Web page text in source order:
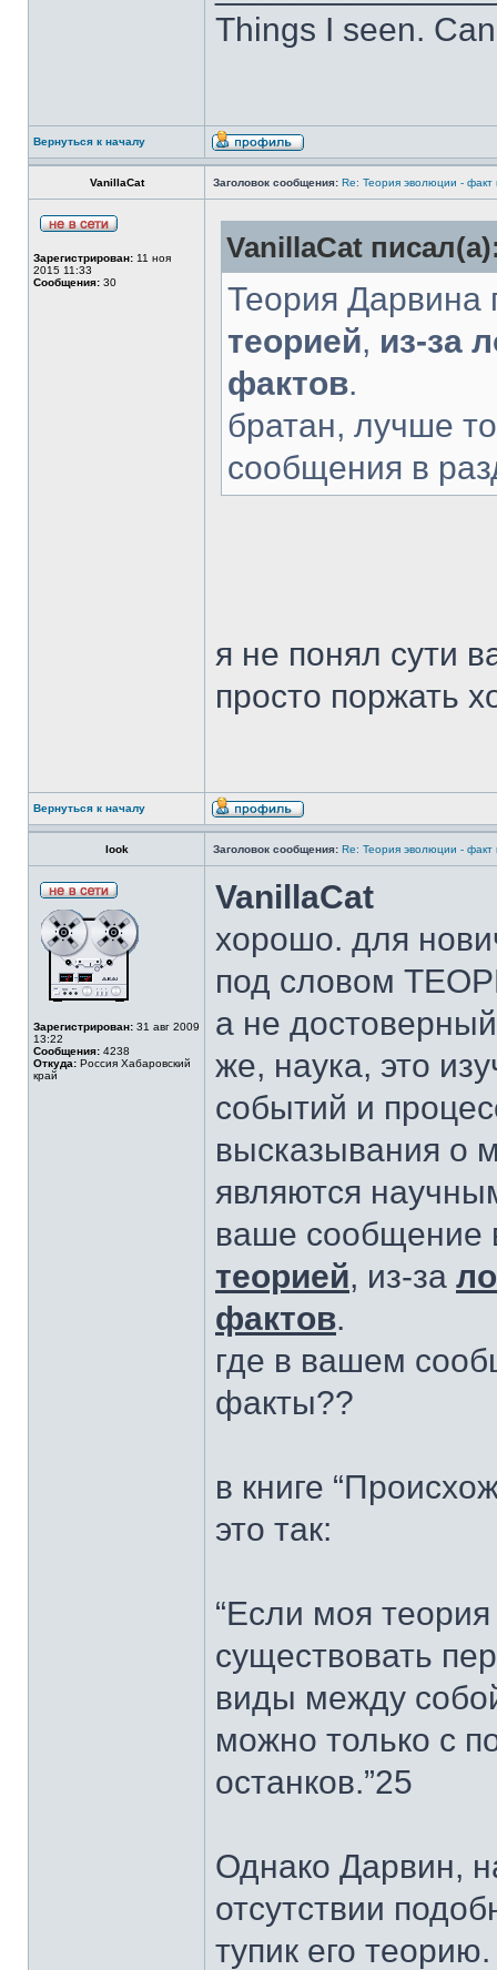
Things I seen.
Вернуться к началу
VanillaCat Заголовок сообщения: Re: Теория эволюции -
Зарегистрирован: 11 ноя
2015 11:33
Сообщения: 30
VanillaCat
Теория Дарвина
теорией, из-за
фактов.
братан, лучше
сообщения в
я не понял сути
просто поржать
Вернуться к началу
look Заголовок сообщения: Re: Теория эволюции -
Зарегистрирован: 31 авг 2009
13:22
Сообщения: 4238
Откуда: Россия Хабаровский
край
VanillaCat
хорошо. для
под словом
а не
же, наука, это
событий и
высказывания о
являются
ваше сообщение
теорией, из-за
фактов.
где в вашем
факты??
в книге
это так:
“Если моя
существовать
виды между
можно только с
останков.”25
Однако Дарвин,
отсутствии
тупик его